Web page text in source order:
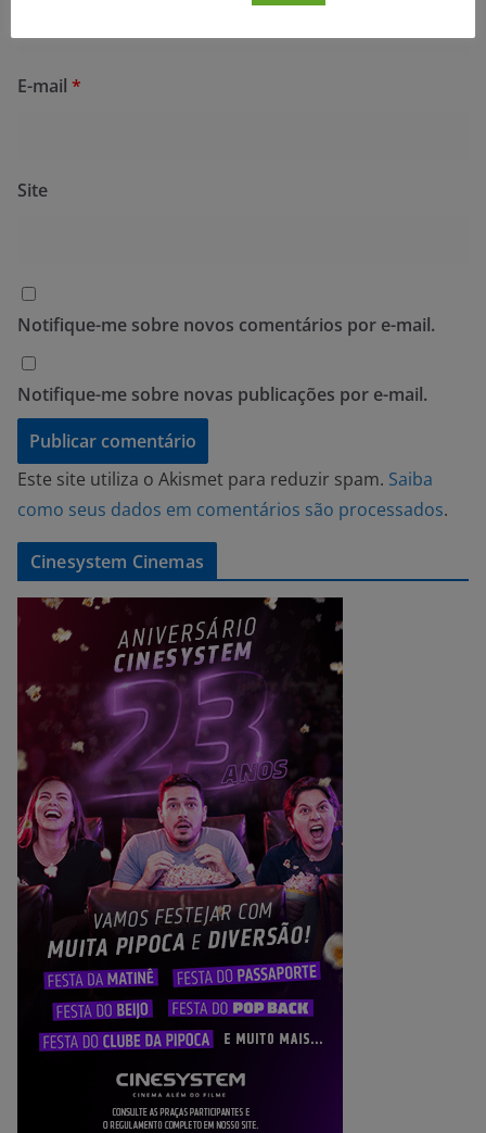
E-mail *
Site
Notifique-me sobre novos comentários por e-mail.
Notifique-me sobre novas publicações por e-mail.
Este site utiliza o Akismet para reduzir spam. Saiba
como seus dados em comentários são processados.
Cinesystem Cinemas